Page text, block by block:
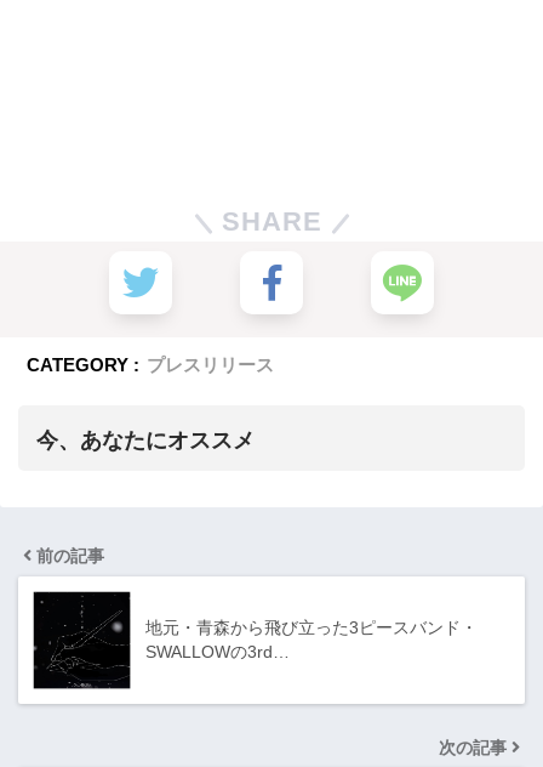
SHARE
CATEGORY : プレスリリース
今、あなたにオススメ
前の記事
地元・青森から飛び立った3ピースバンド・
SWALLOWの3rd…
次の記事